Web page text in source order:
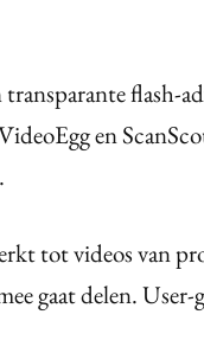
flash-
en
tot videos van
gaat delen.